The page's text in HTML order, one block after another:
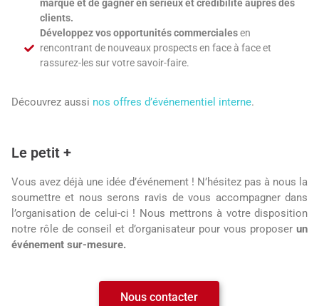
marque et de gagner en sérieux et crédibilité auprès des
clients.
Développez vos opportunités commercialesen
rencontrant de nouveaux prospects en face à face et
rassurez-les sur votre savoir-faire.
Découvrez aussi nos offres d’événementiel interne.
Le petit +
Vous avez déjà une idée d’événement ! N’hésitez pas à nous la
soumettre et nous serons ravis de vous accompagner dans
l’organisation de celui-ci ! Nous mettrons à votre disposition
notre rôle de conseil et d’organisateur pour vous proposerun
événement sur-mesure.
Nous contacter